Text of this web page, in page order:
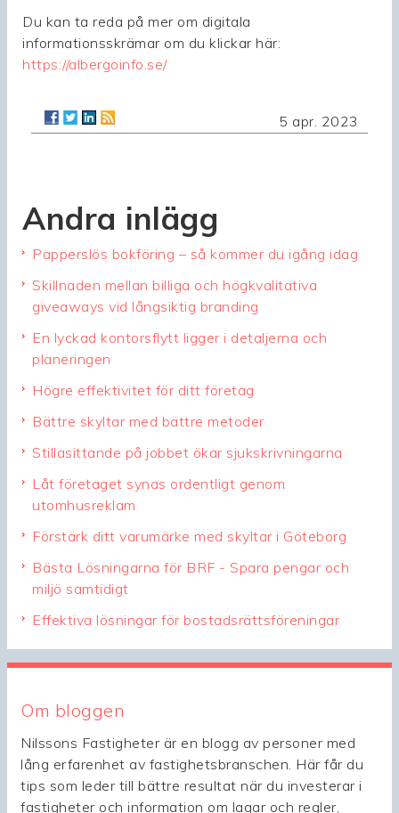
Du kan ta reda på mer om digitala
informationsskrämar om du klickar här:
https://albergoinfo.se/
5 apr. 2023
Andra inlägg
Papperslös bokföring – så kommer du igång idag
Skillnaden mellan billiga och högkvalitativa
giveaways vid långsiktig branding
En lyckad kontorsflytt ligger i detaljerna och
planeringen
Högre effektivitet för ditt företag
Bättre skyltar med bättre metoder
Stillasittande på jobbet ökar sjukskrivningarna
Låt företaget synas ordentligt genom
utomhusreklam
Förstärk ditt varumärke med skyltar i Göteborg
Bästa Lösningarna för BRF - Spara pengar och
miljö samtidigt
Effektiva lösningar för bostadsrättsföreningar
Om bloggen
Nilssons Fastigheter är en blogg av personer med
lång erfarenhet av fastighetsbranschen. Här får du
tips som leder till bättre resultat när du investerar i
fastigheter och information om lagar och regler,